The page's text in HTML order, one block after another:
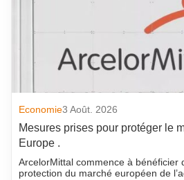
Economie3 Août. 2026
Mesures prises pour protéger le
Europe .
ArcelorMittal commence à bénéficier
protection du marché européen de